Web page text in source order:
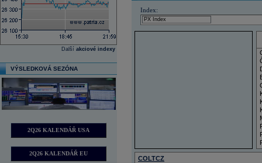
Další akciové indexy
VÝSLEDKOVÁ SEZÓNA
2Q26 KALENDÁŘ USA
2Q26 KALENDÁŘ EU
Index:
COLTCZ